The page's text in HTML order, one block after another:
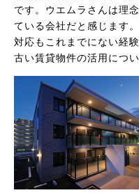
です。ウエムラさんは理
ている会社だと感じます
対応もこれまでにない経
古い賃貸物件の活用につ